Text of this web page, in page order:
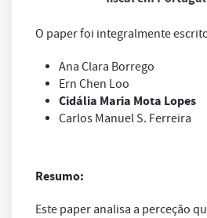
O paper foi integralmente
Ana Clara Borrego
Ern Chen Loo
Cidália Maria Mota Lopes
Carlos Manuel S. Ferreira
Resumo:
Este paper analisa a perceção